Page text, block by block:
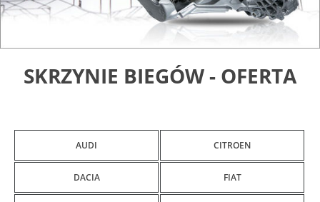
SKRZYNIE BIEGÓW - OFERTA
AUDI CITROEN
DACIA FIAT